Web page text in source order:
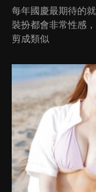
每年國慶最期待的
裝扮都會非常性感
剪成類似